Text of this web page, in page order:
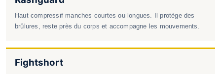
Haut compressif manches courtes ou longues. Il protège des
brûlures, reste près du corps et accompagne les mouvements.
Fightshort